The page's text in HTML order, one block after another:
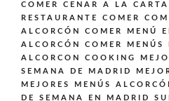
COMER CENAR A LA
RESTAURANTE
COMER
ALCORCÓN
COMER MENÚ
ALCORCÓN
COMER MENÚS
ALCORCON
COOKING
SEMANA DE MADRID
MEJORES MENÚS
DE SEMANA EN MADRID